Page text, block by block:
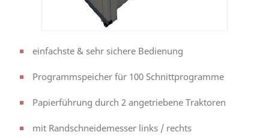
einfachste & sehr sichere Bedienung
Programmspeicher für 100 Schnittprogramme
Papierführung durch 2 angetriebene Traktoren
mit Randschneidemesser links / rechts